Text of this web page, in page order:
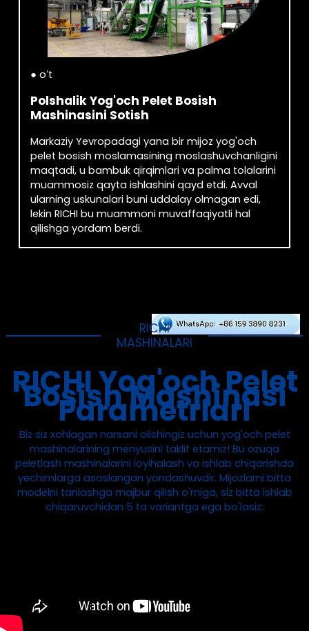
● oʻt
Polshalik Yog'och Pelet Bosish
Mashinasini Sotish
Markaziy Yevropadagi yana bir mijoz yog'och
pelet bosish moslamasining moslashuvchanligini
maqtadi, u bambuk qirqimlari va palma tolalarini
muammosiz qayta ishlashini qayd etdi. Avval
ularning uskunalari buni uddalay olmagan edi,
lekin RICHI bu muammoni muvaffaqiyatli hal
qilishga yordam berdi.
RICHI
MASHINALARI
RICHI Yog'och Pelet
Bosish Mashinasi
Parametrlari
Biz siz xohlagan narsani olishingiz uchun yog'och pelet
mashinalarining menyusini taklif etamiz! Bu ozuqa
peletlash mashinalarini loyihalash va ishlab chiqarishda
yechimlarga asoslangan yondashuvdir. Mijozlarni bitta
modelni tanlashga majbur qilish o'rniga, siz bitta ishlab
chiqaruvchidan 5 ta variantga ega bo'lasiz:
Asosiy
motor